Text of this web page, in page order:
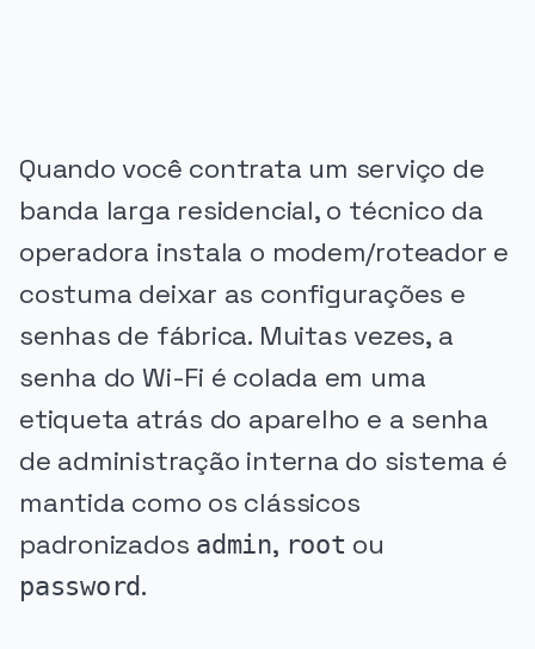
Quando você contrata um serviço de
banda larga residencial, o técnico da
operadora instala o modem/roteador e
costuma deixar as configurações e
senhas de fábrica. Muitas vezes, a
senha do Wi-Fi é colada em uma
etiqueta atrás do aparelho e a senha
de administração interna do sistema é
mantida como os clássicos
padronizados admin, root ou
password.